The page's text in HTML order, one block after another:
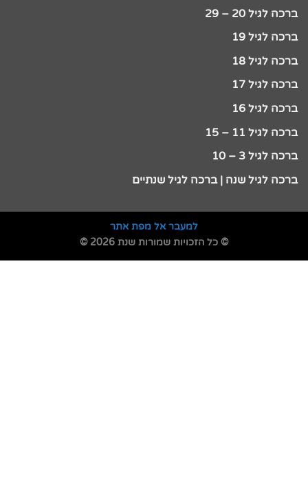
ברכה לגיל 20 – 29
ברכה לגיל 19
ברכה לגיל 18
ברכה לגיל 17
ברכה לגיל 16
ברכה לגיל 11 – 15
ברכה לגיל 3 – 10
ברכה לגיל שנה | ברכה לגיל שנתיים
למעבר אל מפת אתר
© כל הזכויות שמורות שנת 2026 ©